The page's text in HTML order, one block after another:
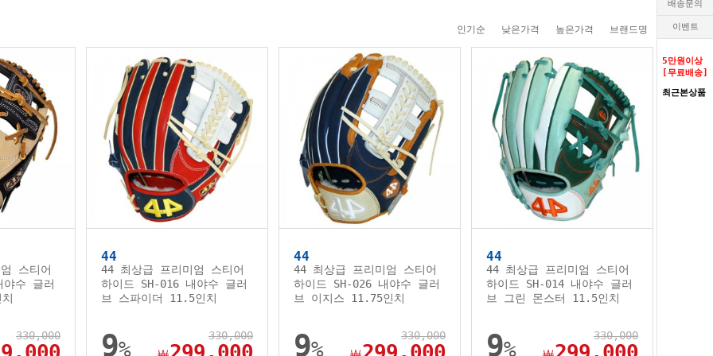
배송문의
이벤트
5만원이상
[무료배송]
최근본상품
인기순 낮은가격 높은가격 브랜드명
스티어
수 글러
330,000
44
44 최상급 프리미엄 스티어
하이드 SH-016 내야수 글러
브 스파이더 11.5인치
9%
330,000
44
44 최상급 프리미엄 스티어
하이드 SH-026 내야수 글러
브 이지스 11.75인치
9%
330,000
44
44 최상급 프리미엄 스티어
하이드 SH-014 내야수 글러
브 그린 몬스터 11.5인치
9%
330,000